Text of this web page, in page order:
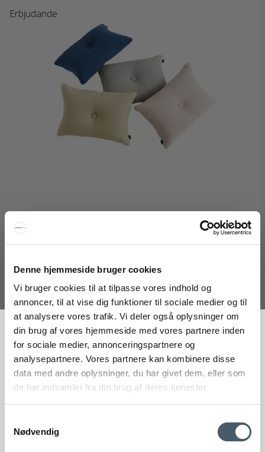
Denne hjemmeside bruger cookies
Vi bruger cookies til at tilpasse vores indhold og
annoncer, til at vise dig funktioner til sociale medier og til
at analysere vores trafik. Vi deler også oplysninger om
din brug af vores hjemmeside med vores partnere inden
for sociale medier, annonceringspartnere og
analysepartnere. Vores partnere kan kombinere disse
data med andre oplysninger, du har givet dem, eller som
de har indsamlet fra din brug af deres tjenester.
Nødvendig
Erbjudande
HAY Dot Cushion Mode
HAY
299-AB367-A917-AA04-02AUM
1.049 SEK
Pris från686 SEK
Visa produkten
FÅ 20 % RABATT
Få 20 % rabatt genom att prenumerera på vårt nyhetsbrev. *Din rabatt
kan inte användas på redan nedsatta varor eller produkter från
Rocket.